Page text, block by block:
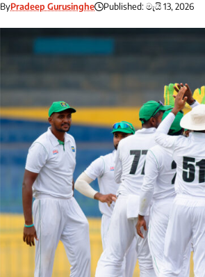
ByPradeep Gurusinghe Published: මැයි 13, 2026